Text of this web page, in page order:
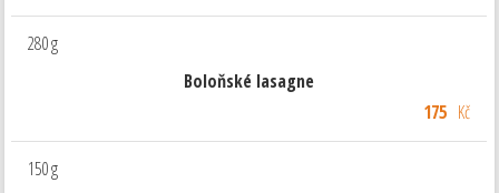
280 g
Boloňské lasagne
175 Kč
150 g